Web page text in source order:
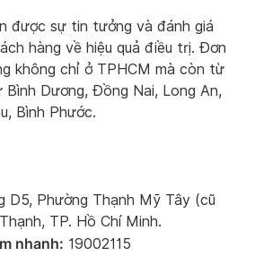
được sự tin tưởng và đánh giá
hàng về hiệu quả điều trị. Đơn
không chỉ ở TPHCM mà còn từ
Dương, Đồng Nai, Long An,
Bình Phước.
D5, Phường Thạnh Mỹ Tây (cũ
TP. Hồ Chí Minh.
nhanh: 19002115